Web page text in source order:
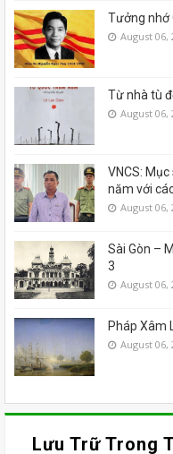
Tưởng nhớ
August 06,
Từ nhà tù
August 06,
VNCS:
năm với
August 06,
Sài Gòn –
3
August 06,
Pháp Xâm
August 06,
Lưu Trữ Trong